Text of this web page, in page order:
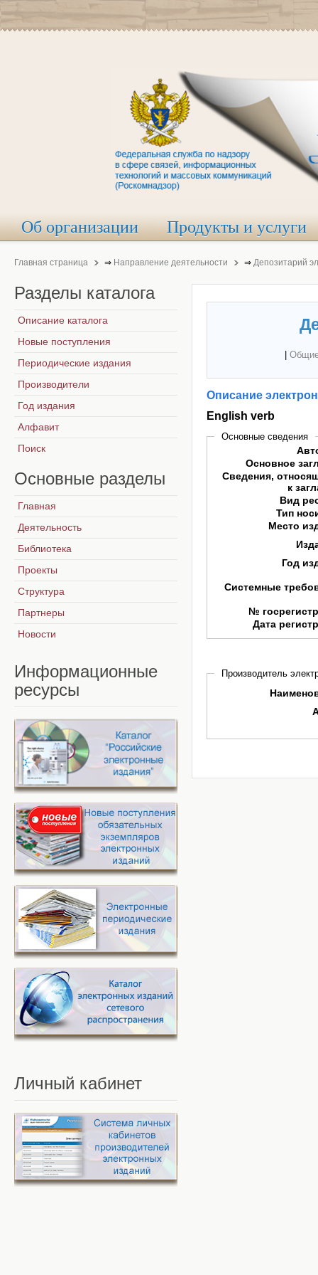
Об организации Продукты и услуги
Главная страница ⇒ Направление деятельности ⇒ Депозитарий
Описание
English verb
Основные сведения
Основное
Сведения,
к
Вид
Тип
Место
Год
Системные
№
Дата
Производитель
Разделы каталога
Описание каталога
Новые поступления
Периодические издания
Производители
Год издания
Алфавит
Поиск
Основные разделы
Главная
Деятельность
Библиотека
Проекты
Структура
Партнеры
Новости
Информационные
ресурсы
Личный кабинет